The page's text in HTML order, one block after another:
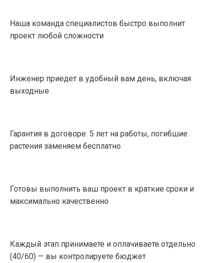
Наша команда специалистов быстро выполнит
проект любой сложности
Инженер приедет в удобный вам день, включая
выходные
Гарантия в договоре: 5 лет на работы, погибшие
растения заменяем бесплатно
Готовы выполнить ваш проект в краткие сроки и
максимально качественно
Каждый этап принимаете и оплачиваете отдельно
(40/60) — вы контролируете бюджет